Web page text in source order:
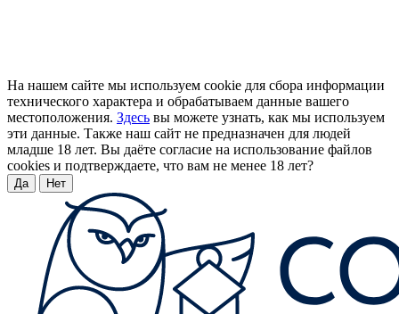
На нашем сайте мы используем cookie для сбора информации
технического характера и обрабатываем данные вашего
местоположения. Здесь вы можете узнать, как мы используем
эти данные. Также наш сайт не предназначен для людей
младше 18 лет. Вы даёте согласие на использование файлов
cookies и подтверждаете, что вам не менее 18 лет?
Да Нет